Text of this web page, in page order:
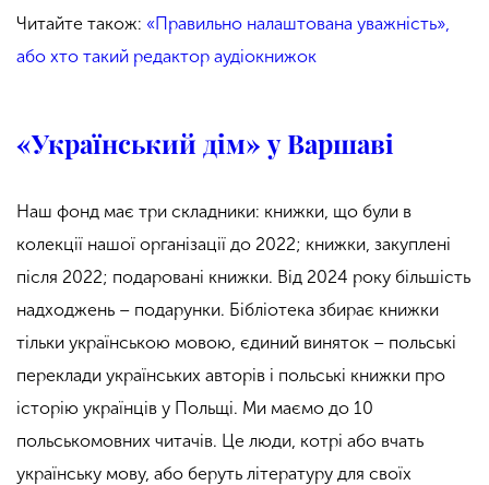
Читайте також: «Правильно налаштована уважність»,
або хто такий редактор аудіокнижок
«Український дім» у Варшаві
Наш фонд має три складники: книжки, що були в
колекції нашої організації до 2022; книжки, закуплені
після 2022; подаровані книжки. Від 2024 року більшість
надходжень – подарунки. Бібліотека збирає книжки
тільки українською мовою, єдиний виняток – польські
переклади українських авторів і польські книжки про
історію українців у Польщі. Ми маємо до 10
польськомовних читачів. Це люди, котрі або вчать
українську мову, або беруть літературу для своїх